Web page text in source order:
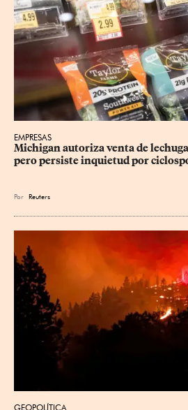
EMPRESAS
Michigan autoriza venta de
pero persiste inquietud por
Por Reuters
GEOPOLÍTICA